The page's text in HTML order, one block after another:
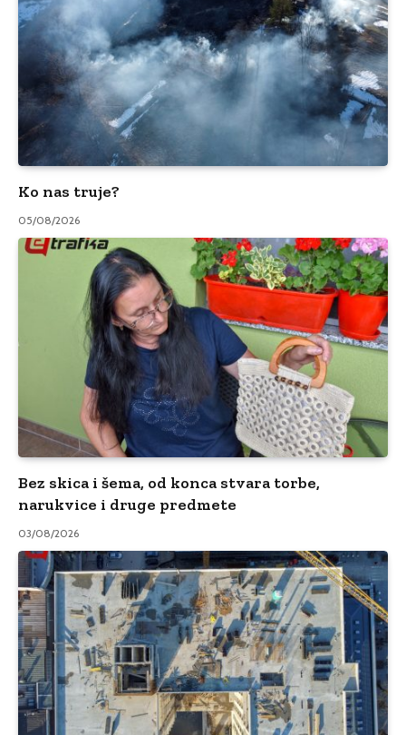
Ko nas truje?
05/08/2026
Bez skica i šema, od konca stvara torbe,
narukvice i druge predmete
03/08/2026